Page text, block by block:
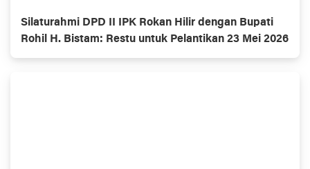
Silaturahmi DPD II IPK Rokan Hilir dengan Bupati
Rohil H. Bistam: Restu untuk Pelantikan 23 Mei 2026